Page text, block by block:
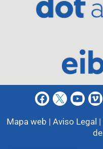
Mapa web | Aviso Legal |